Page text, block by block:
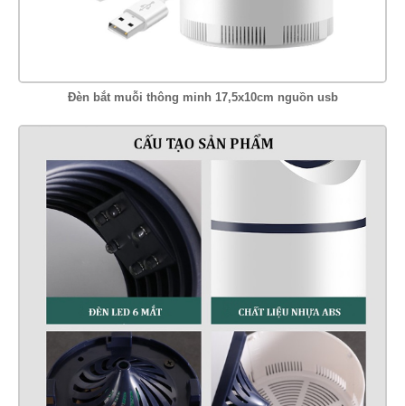
Đèn bắt muỗi thông minh 17,5x10cm nguồn usb